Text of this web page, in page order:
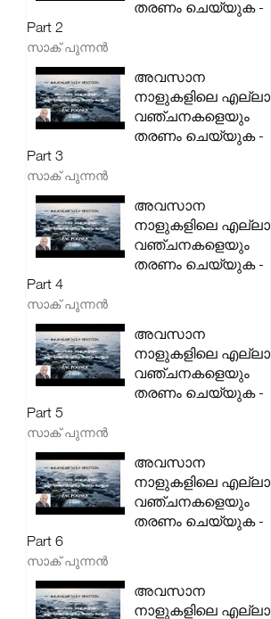
തരണം ചെയ്യുക -
Part 2
സാക് പുന്നൻ
അവസാന
നാളുകളിലെ എല്ലാ
വഞ്ചനകളെയും
തരണം ചെയ്യുക -
Part 3
സാക് പുന്നൻ
അവസാന
നാളുകളിലെ എല്ലാ
വഞ്ചനകളെയും
തരണം ചെയ്യുക -
Part 4
സാക് പുന്നൻ
അവസാന
നാളുകളിലെ എല്ലാ
വഞ്ചനകളെയും
തരണം ചെയ്യുക -
Part 5
സാക് പുന്നൻ
അവസാന
നാളുകളിലെ എല്ലാ
വഞ്ചനകളെയും
തരണം ചെയ്യുക -
Part 6
സാക് പുന്നൻ
അവസാന
നാളുകളിലെ എല്ലാ